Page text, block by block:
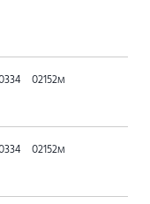
02152м
02152м